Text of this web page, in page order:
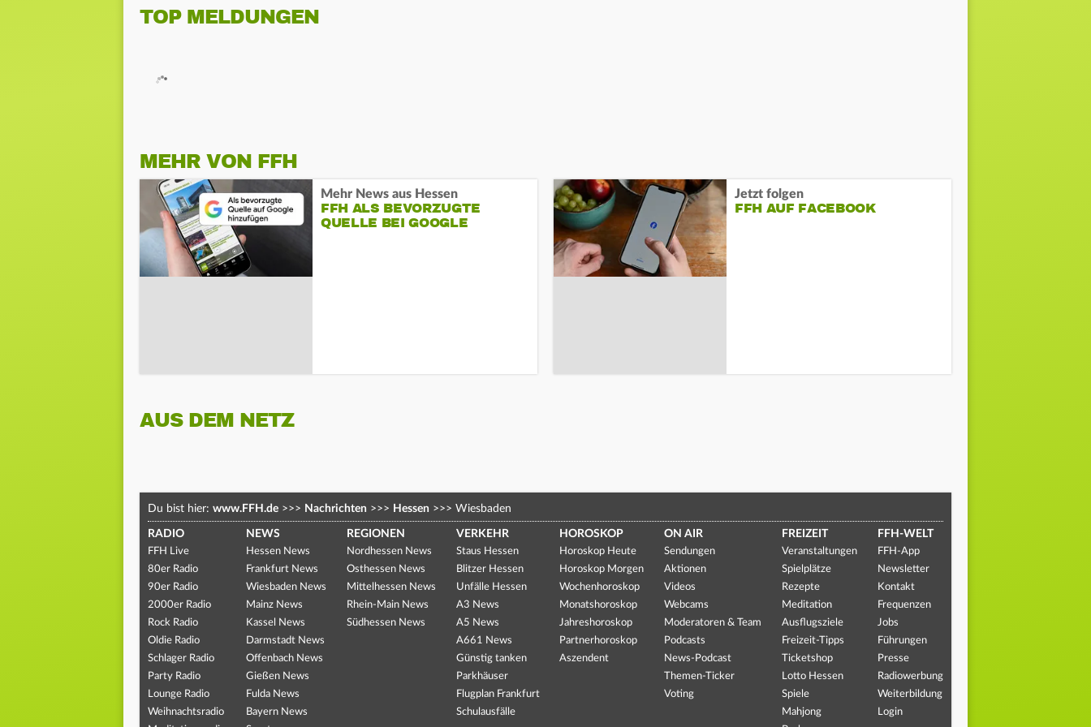
TOP MELDUNGEN
MEHR VON FFH
Mehr News aus Hessen
FFH ALS BEVORZUGTE
QUELLE BEI GOOGLE
Jetzt folgen
FFH AUF FACEBOOK
AUS DEM NETZ
Du bist hier: www.FFH.de >>> Nachrichten >>> Hessen >>> Wiesbaden
RADIO
FFH Live
80er Radio
90er Radio
2000er Radio
Rock Radio
Oldie Radio
Schlager Radio
Party Radio
Lounge Radio
Weihnachtsradio
NEWS
Hessen News
Frankfurt News
Wiesbaden News
Mainz News
Kassel News
Darmstadt News
Offenbach News
Gießen News
Fulda News
Bayern News
REGIONEN
Nordhessen News
Osthessen News
Mittelhessen News
Rhein-Main News
Südhessen News
VERKEHR
Staus Hessen
Blitzer Hessen
Unfälle Hessen
A3 News
A5 News
A661 News
Günstig tanken
Parkhäuser
Flugplan Frankfurt
Schulausfälle
HOROSKOP
Horoskop Heute
Horoskop Morgen
Wochenhoroskop
Monatshoroskop
Jahreshoroskop
Partnerhoroskop
Aszendent
ON AIR
Sendungen
Aktionen
Videos
Webcams
Moderatoren & Team
Podcasts
News-Podcast
Themen-Ticker
Voting
FREIZEIT
Veranstaltungen
Spielplätze
Rezepte
Meditation
Ausflugsziele
Freizeit-Tipps
Ticketshop
Lotto Hessen
Spiele
Mahjong
FFH-WELT
FFH-App
Newsletter
Kontakt
Frequenzen
Jobs
Führungen
Presse
Radiowerbung
Weiterbildung
Login